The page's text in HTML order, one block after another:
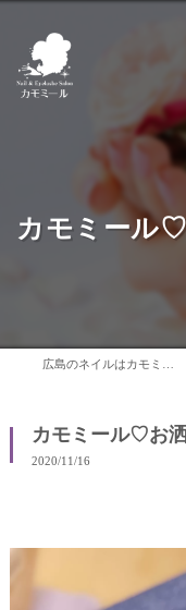
カモミール
カモミール♡お
2020/11/16